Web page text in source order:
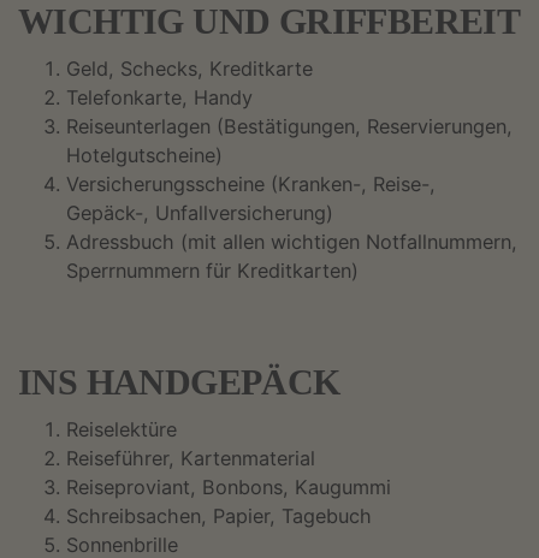
WICHTIG UND GRIFFBEREIT
Geld, Schecks, Kreditkarte
Telefonkarte, Handy
Reiseunterlagen (Bestätigungen, Reservierungen,
Hotelgutscheine)
Versicherungsscheine (Kranken-, Reise-,
Gepäck-, Unfallversicherung)
Adressbuch (mit allen wichtigen Notfallnummern,
Sperrnummern für Kreditkarten)
INS HANDGEPÄCK
Reiselektüre
Reiseführer, Kartenmaterial
Reiseproviant, Bonbons, Kaugummi
Schreibsachen, Papier, Tagebuch
Sonnenbrille